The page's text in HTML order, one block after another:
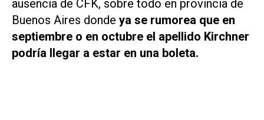
ausencia de CFK, sobre todo en provincia de
Buenos Aires donde ya se rumorea que en
septiembre o en octubre el apellido Kirchner
podría llegar a estar en una boleta.